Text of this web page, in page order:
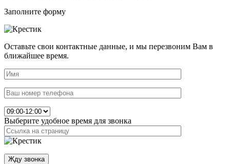
Заполните форму
Оставьте свои контактные данные, и мы перезвоним Вам в
ближайшее время.
Выберите удобное время для звонка